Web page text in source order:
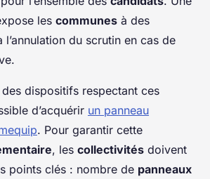
les communes à des
du scrutin en cas de
dispositifs respectant ces
d’acquérir un panneau
. Pour garantir cette
, les collectivités doivent
points clés : nombre de panneaux